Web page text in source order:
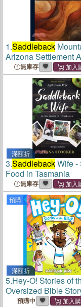
1.Saddleback
Arizona Settlement
1995無庫存
滿額折
3.SaddlebackWife -
Food in Tasmania
無庫存
預購
滿額折
5.Hey-O! Stories of
Oversized Bible
(Large Format
預購中